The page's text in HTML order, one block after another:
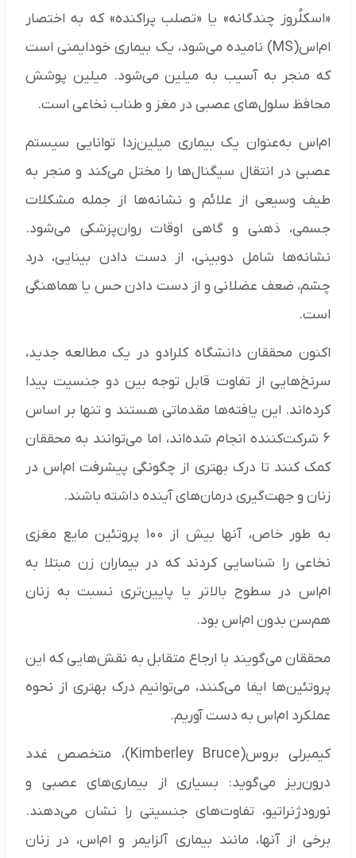
«اسکلُروز چندگانه» یا «تصلب پراکنده» که به اختصار
ام‌اس(MS) نامیده می‌شود، یک بیماری خودایمنی است
که منجر به آسیب به میلین می‌شود. میلین پوشش
محافظ سلول‌های عصبی در مغز و طناب نخاعی است.
ام‌اس به‌عنوان یک بیماری میلین‌زدا توانایی سیستم
عصبی در انتقال سیگنال‌ها را مختل می‌کند و منجر به
طیف وسیعی از علائم و نشانه‌ها از جمله مشکلات
جسمی، ذهنی و گاهی اوقات روان‌پزشکی می‌شود.
نشانه‌ها شامل دوبینی، از دست دادن بینایی، درد
چشم، ضعف عضلانی و از دست دادن حس یا هماهنگی
است.
اکنون محققان دانشگاه کلرادو در یک مطالعه جدید،
سرنخ‌هایی از تفاوت قابل توجه بین دو جنسیت پیدا
کرده‌اند. این یافته‌ها مقدماتی هستند و تنها بر اساس
۶ شرکت‌کننده انجام شده‌اند، اما می‌توانند به محققان
کمک کنند تا درک بهتری از چگونگی پیشرفت ام‌اس در
زنان و جهت‌گیری درمان‌های آینده داشته باشند.
به طور خاص، آنها بیش از ۱۰۰ پروتئین مایع مغزی
نخاعی را شناسایی کردند که در بیماران زن مبتلا به
ام‌اس در سطوح بالاتر یا پایین‌تری نسبت به زنان
هم‌سن بدون ام‌اس بود.
محققان می‌گویند با ارجاع متقابل به نقش‌هایی که این
پروتئین‌ها ایفا می‌کنند، می‌توانیم درک بهتری از نحوه
عملکرد ام‌اس به دست آوریم.
کیمبرلی بروس(Kimberley Bruce)، متخصص غدد
درون‌ریز می‌گوید: بسیاری از بیماری‌های عصبی و
نورودژنراتیو، تفاوت‌های جنسیتی را نشان می‌دهند.
برخی از آنها، مانند بیماری آلزایمر و ام‌اس، در زنان